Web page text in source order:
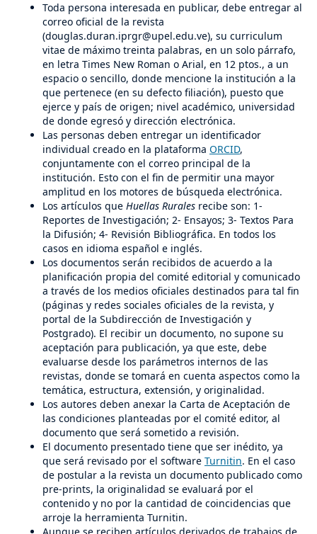
Toda persona interesada en publicar, debe entregar al
correo oficial de la revista
(douglas.duran.iprgr@upel.edu.ve), su curriculum
vitae de máximo treinta palabras, en un solo párrafo,
en letra Times New Roman o Arial, en 12 ptos., a un
espacio o sencillo, donde mencione la institución a la
que pertenece (en su defecto filiación), puesto que
ejerce y país de origen; nivel académico, universidad
de donde egresó y dirección electrónica.
Las personas deben entregar un identificador
individual creado en la plataforma ORCID,
conjuntamente con el correo principal de la
institución. Esto con el fin de permitir una mayor
amplitud en los motores de búsqueda electrónica.
Los artículos queHuellas Ruralesrecibe son: 1-
Reportes de Investigación; 2- Ensayos; 3- Textos Para
la Difusión; 4- Revisión Bibliográfica. En todos los
casos en idioma español e inglés.
Los documentos serán recibidos de acuerdo a la
planificación propia del comité editorial y comunicado
a través de los medios oficiales destinados para tal fin
(páginas y redes sociales oficiales de la revista, y
portal de la Subdirección de Investigación y
Postgrado). El recibir un documento, no supone su
aceptación para publicación, ya que este, debe
evaluarse desde los parámetros internos de las
revistas, donde se tomará en cuenta aspectos como la
temática, estructura, extensión, y originalidad.
Los autores deben anexar la Carta de Aceptación de
las condiciones planteadas por el comité editor, al
documento que será sometido a revisión.
El documento presentado tiene que ser inédito, ya
que será revisado por el software Turnitin. En el caso
de postular a la revista un documento publicado como
pre-prints, la originalidad se evaluará por el
contenido y no por la cantidad de coincidencias que
arroje la herramienta Turnitin.